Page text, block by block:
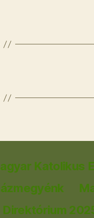
Katolikus
Direktórium